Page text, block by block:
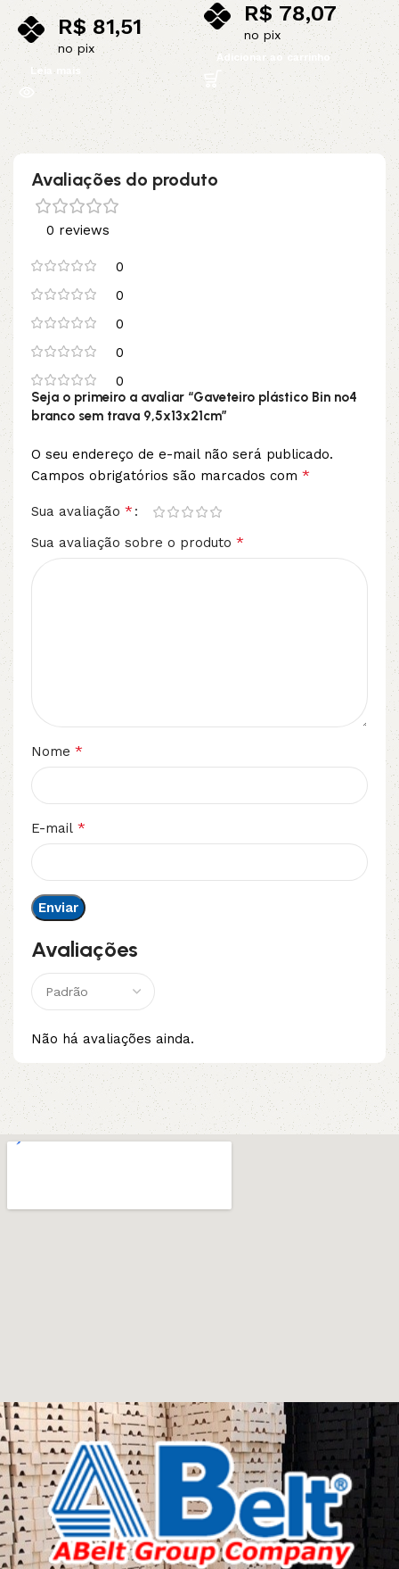
R$81,51
no pix
Leia mais
R$ 78,07
no pix
Adicionar ao carrinho
Avaliações do produto
0 reviews
0
0
0
0
0
Avaliações
Não há avaliações ainda.
Seja o primeiro a avaliar “Gaveteiro plástico Bin nº4
branco sem trava 9,5x13x21cm”
O seu endereço de e-mail não será publicado.
Campos obrigatórios são marcados com *
Sua avaliação *
Sua avaliação sobre o produto *
Nome *
E-mail *